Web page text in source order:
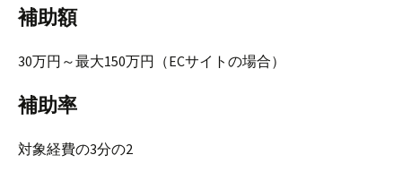
補助額
30万円～最大150万円（ECサイトの場合）
補助率
対象経費の3分の2